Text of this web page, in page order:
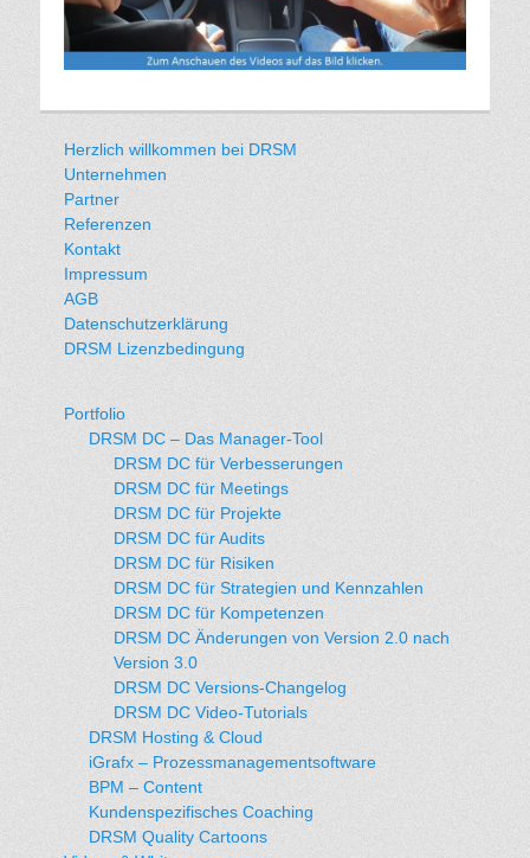
Herzlich willkommen bei DRSM
Unternehmen
Partner
Referenzen
Kontakt
Impressum
AGB
Datenschutzerklärung
DRSM Lizenzbedingung
Portfolio
DRSM DC – Das Manager-Tool
DRSM DC für Verbesserungen
DRSM DC für Meetings
DRSM DC für Projekte
DRSM DC für Audits
DRSM DC für Risiken
DRSM DC für Strategien und Kennzahlen
DRSM DC für Kompetenzen
DRSM DC Änderungen von Version 2.0 nach
Version 3.0
DRSM DC Versions-Changelog
DRSM DC Video-Tutorials
DRSM Hosting & Cloud
iGrafx – Prozessmanagementsoftware
BPM – Content
Kundenspezifisches Coaching
DRSM Quality Cartoons